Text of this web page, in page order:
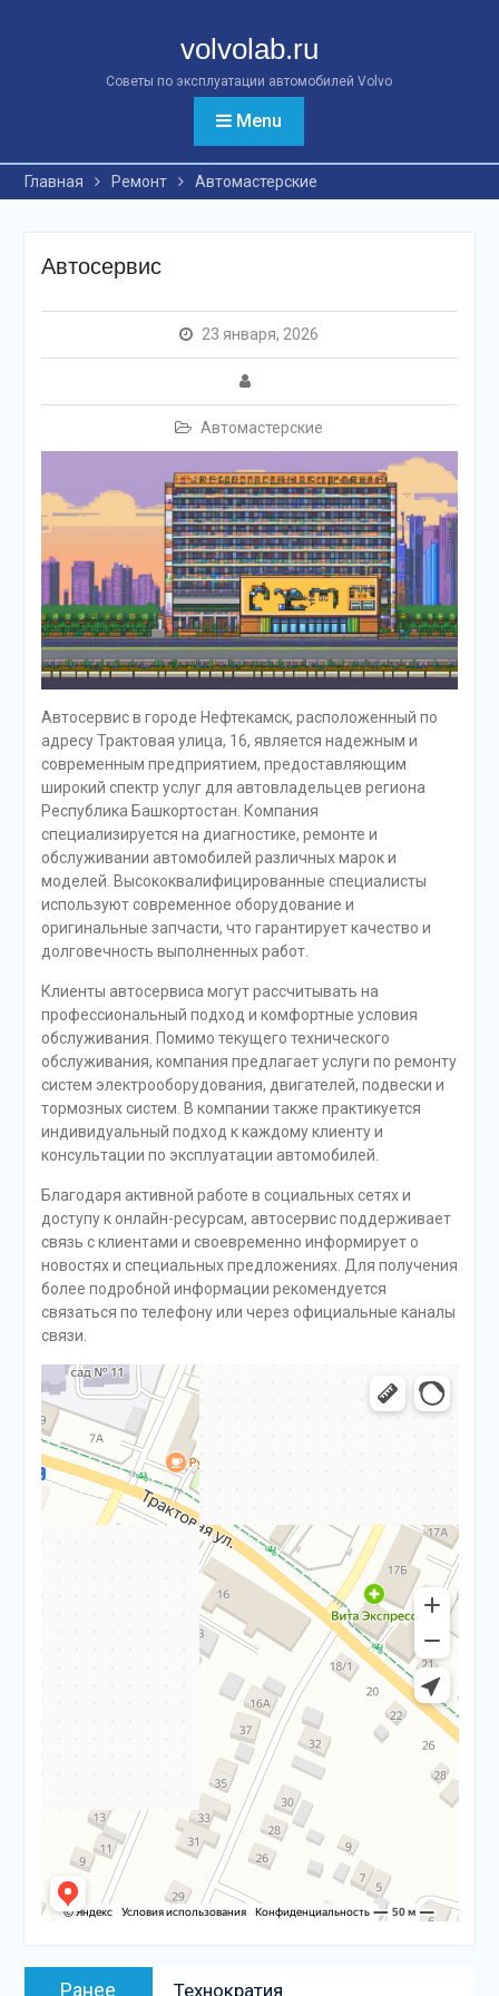
volvolab.ru
Советы по эксплуатации автомобилей Volvo
Menu
Главная Ремонт Автомастерские
Автосервис
23 января, 2026
Автомастерские
Автосервис в городе Нефтекамск, расположенный по
адресу Трактовая улица, 16, является надежным и
современным предприятием, предоставляющим
широкий спектр услуг для автовладельцев региона
Республика Башкортостан. Компания
специализируется на диагностике, ремонте и
обслуживании автомобилей различных марок и
моделей. Высококвалифицированные специалисты
используют современное оборудование и
оригинальные запчасти, что гарантирует качество и
долговечность выполненных работ.
Клиенты автосервиса могут рассчитывать на
профессиональный подход и комфортные условия
обслуживания. Помимо текущего технического
обслуживания, компания предлагает услуги по ремонту
систем электрооборудования, двигателей, подвески и
тормозных систем. В компании также практикуется
индивидуальный подход к каждому клиенту и
консультации по эксплуатации автомобилей.
Благодаря активной работе в социальных сетях и
доступу к онлайн-ресурсам, автосервис поддерживает
связь с клиентами и своевременно информирует о
новостях и специальных предложениях. Для получения
более подробной информации рекомендуется
связаться по телефону или через официальные каналы
связи.
Навигация
Ранее
Предыдущая
Технократия